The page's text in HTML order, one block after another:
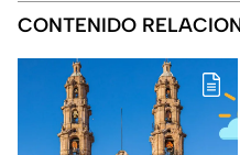
CONTENIDO